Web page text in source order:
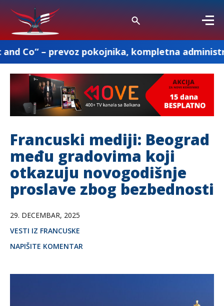
pokojnika, kompletna administracija i
Francuski mediji: Beograd
među gradovima koji
otkazuju novogodišnje
proslave zbog bezbednosti
29. DECEMBAR, 2025
VESTI IZ FRANCUSKE
NAPIŠITE KOMENTAR